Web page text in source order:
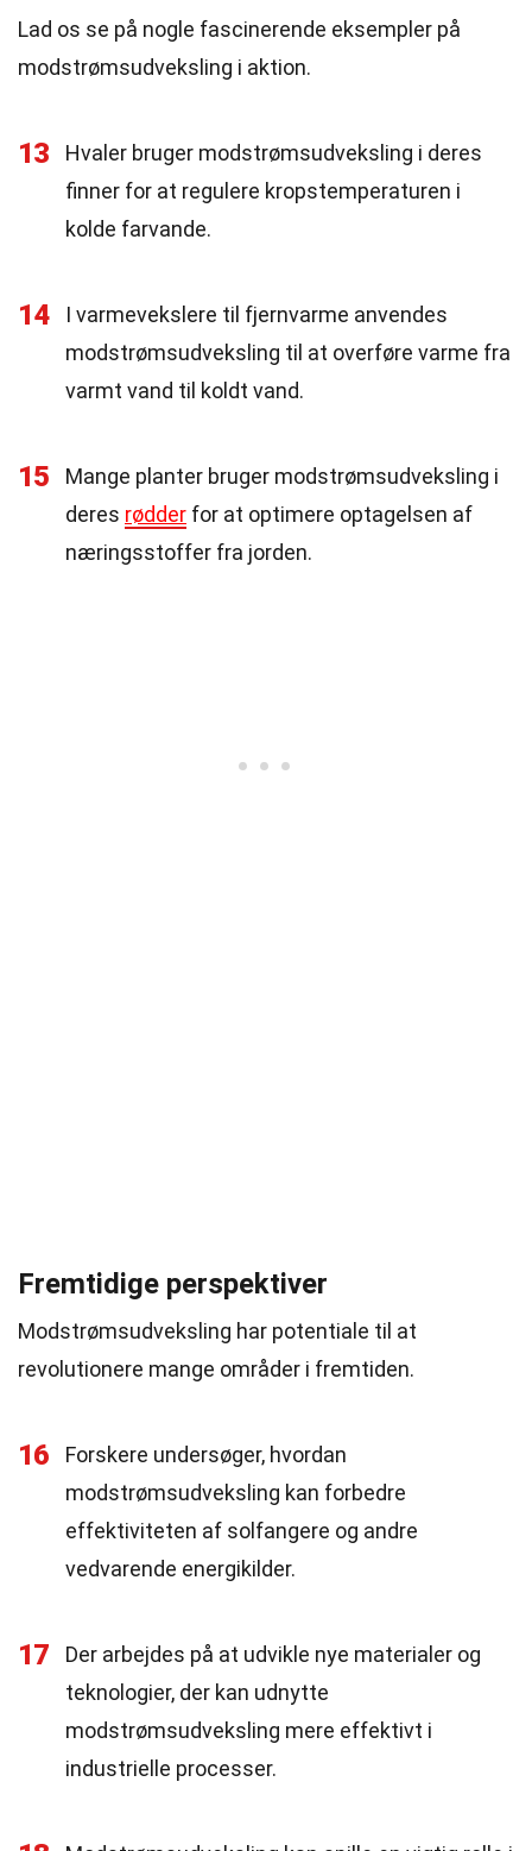
Lad os se på nogle fascinerende eksempler på
modstrømsudveksling i aktion.
13
Hvaler bruger modstrømsudveksling i deres
finner for at regulere kropstemperaturen i
kolde farvande.
14
I varmevekslere til fjernvarme anvendes
modstrømsudveksling til at overføre varme fra
varmt vand til koldt vand.
15
Mange planter bruger modstrømsudveksling i
deres rødder for at optimere optagelsen af
næringsstoffer fra jorden.
Fremtidige perspektiver
Modstrømsudveksling har potentiale til at
revolutionere mange områder i fremtiden.
16
Forskere undersøger, hvordan
modstrømsudveksling kan forbedre
effektiviteten af solfangere og andre
vedvarende energikilder.
17
Der arbejdes på at udvikle nye materialer og
teknologier, der kan udnytte
modstrømsudveksling mere effektivt i
industrielle processer.